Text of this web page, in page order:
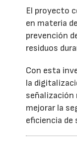
El proyecto
en materia
prevención
residuos
Con esta
la
señalización
mejorar la
eficiencia de